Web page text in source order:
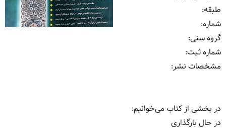
طبقه:
شماره:
گروه سنی:
شماره ثبت:
مشخصات نشر: ‏‫
در بخشی از کتاب می‌خوانیم:
در حال بارگذاری